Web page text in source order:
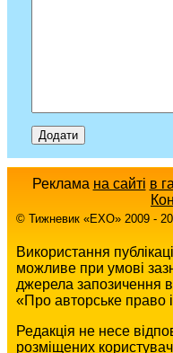
Реклама на сайті в
© Тижневик «EХO» 2009 -
Використання
можливе при умові
джерела запозичення
«Про авторське право
Редакція не несе
розміщених